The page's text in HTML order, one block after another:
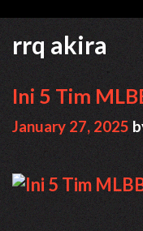
rrq akira
Ini 5 Tim
January 27, 2025